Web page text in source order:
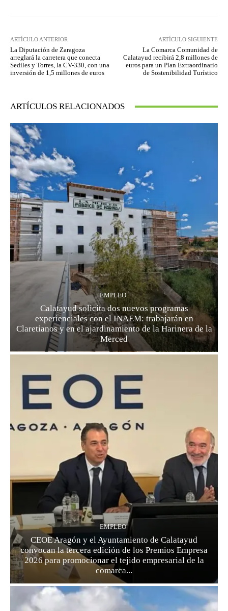
ARTÍCULO ANTERIOR
La Diputación de Zaragoza
arreglará la carretera que conecta
Sediles y Torres, la CV-330, con una
inversión de 1,5 millones de euros
ARTÍCULO SIGUIENTE
La Comarca Comunidad de
Calatayud recibirá 2,8 millones de
euros para un Plan Extraordinario
de Sostenibilidad Turístico
ARTÍCULOS RELACIONADOS
EMPLEO
Calatayud solicita dos nuevos programas
experienciales con el INAEM: trabajarán en
Claretianos y en el ajardinamiento de la Harinera de la
Merced
EMPLEO
CEOE Aragón y el Ayuntamiento de Calatayud
convocan la tercera edición de los Premios Empresa
2026 para promocionar el tejido empresarial de la
comarca...